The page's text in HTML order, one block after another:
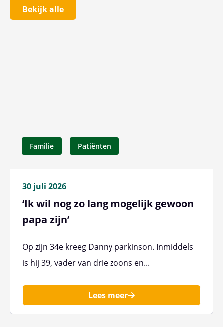
Bekijk alle
Familie Patiënten
30 juli 2026
‘Ik wil nog zo lang mogelijk gewoon
papa zijn’
Op zijn 34e kreeg Danny parkinson. Inmiddels
is hij 39, vader van drie zoons en...
Lees meer